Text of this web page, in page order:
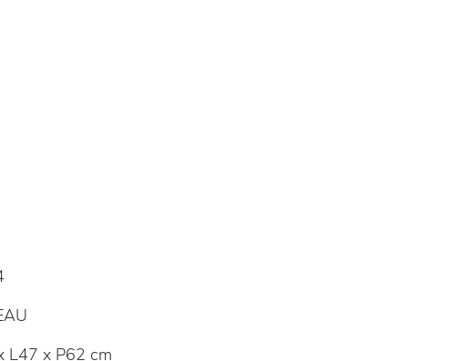
L47 x P62 cm